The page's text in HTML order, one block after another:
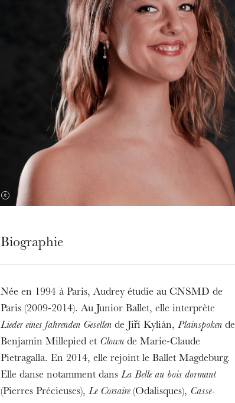
L’OnR avec vous
Visites de l’Opéra de
Strasbourg
Biographie
Née en 1994 à Paris, Audrey étudie au CNSMD de
Paris (2009-2014). Au Junior Ballet, elle interprète
Lieder eines fahrenden Gesellende Jiří Kylián, Plainspokende
Benjamin Millepied et Clownde Marie-Claude
Pietragalla. En 2014, elle rejoint le Ballet Magdeburg.
Elle danse notamment dans La Belle au bois dormant
(Pierres Précieuses), Le Corsaire(Odalisques), Casse-